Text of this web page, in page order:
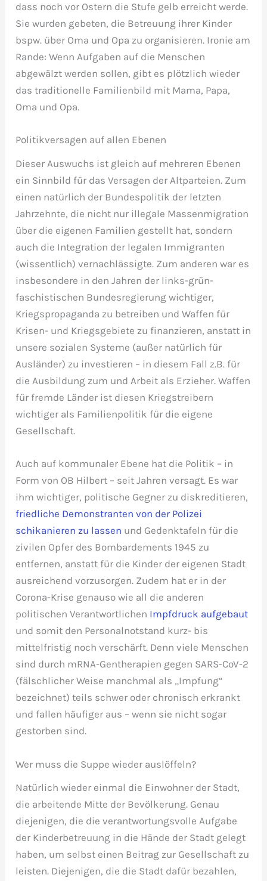
dass noch vor Ostern die Stufe gelb erreicht werde.
Sie wurden gebeten, die Betreuung ihrer Kinder
bspw. über Oma und Opa zu organisieren. Ironie am
Rande: Wenn Aufgaben auf die Menschen
abgewälzt werden sollen, gibt es plötzlich wieder
das traditionelle Familienbild mit Mama, Papa,
Oma und Opa.
Politikversagen auf allen Ebenen
Dieser Auswuchs ist gleich auf mehreren Ebenen
ein Sinnbild für das Versagen der Altparteien. Zum
einen natürlich der Bundespolitik der letzten
Jahrzehnte, die nicht nur illegale Massenmigration
über die eigenen Familien gestellt hat, sondern
auch die Integration der legalen Immigranten
(wissentlich) vernachlässigte. Zum anderen war es
insbesondere in den Jahren der links-grün-
faschistischen Bundesregierung wichtiger,
Kriegspropaganda zu betreiben und Waffen für
Krisen- und Kriegsgebiete zu finanzieren, anstatt in
unsere sozialen Systeme (außer natürlich für
Ausländer) zu investieren – in diesem Fall z.B. für
die Ausbildung zum und Arbeit als Erzieher. Waffen
für fremde Länder ist diesen Kriegstreibern
wichtiger als Familienpolitik für die eigene
Gesellschaft.
Auch auf kommunaler Ebene hat die Politik – in
Form von OB Hilbert – seit Jahren versagt. Es war
ihm wichtiger, politische Gegner zu diskreditieren,
friedliche Demonstranten von der Polizei
schikanieren zu lassen und Gedenktafeln für die
zivilen Opfer des Bombardements 1945 zu
entfernen, anstatt für die Kinder der eigenen Stadt
ausreichend vorzusorgen. Zudem hat er in der
Corona-Krise genauso wie all die anderen
politischen Verantwortlichen Impfdruck aufgebaut
und somit den Personalnotstand kurz- bis
mittelfristig noch verschärft. Denn viele Menschen
sind durch mRNA-Gentherapien gegen SARS-CoV-2
(fälschlicher Weise manchmal als „Impfung“
bezeichnet) teils schwer oder chronisch erkrankt
und fallen häufiger aus – wenn sie nicht sogar
gestorben sind.
Wer muss die Suppe wieder auslöffeln?
Natürlich wieder einmal die Einwohner der Stadt,
die arbeitende Mitte der Bevölkerung. Genau
diejenigen, die die verantwortungsvolle Aufgabe
der Kinderbetreuung in die Hände der Stadt gelegt
haben, um selbst einen Beitrag zur Gesellschaft zu
leisten. Diejenigen, die die Stadt dafür bezahlen,